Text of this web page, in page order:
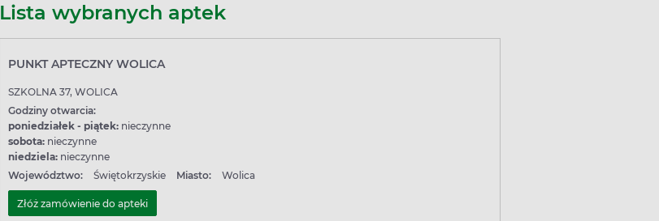
Lista wybranych aptek
PUNKT APTECZNY WOLICA
SZKOLNA 37, WOLICA
Godziny otwarcia:
poniedziałek - piątek:nieczynne
sobota:nieczynne
niedziela:nieczynne
Województwo:
Świętokrzyskie Miasto: Wolica
Złóż zamówienie do apteki